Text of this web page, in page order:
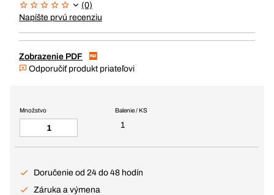
(0)
Napíšte prvú recenziu
Zobrazenie PDF
Odporučiť produkt priateľovi
Balenie / KS
1
Množstvo
Doručenie od 24 do 48 hodín
Záruka a výmena